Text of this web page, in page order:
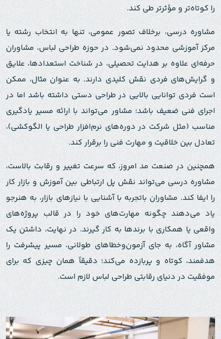
را کوتاه‌تر و مؤثرتر طی کند.
مشاوره درسی، برخلاف تصور عمومی، تنها به انتخاب رشته یا
مرکز آموزشی محدود نمی‌شود. در حوزه طراحی لباس، مشاوران
حرفه‌ای علاوه بر هدایت تحصیلی، در شناخت استعدادها، علایق
و گرایش‌های فردی نقش کلیدی دارند. به عنوان مثال، ممکن
است فردی توانایی بالایی در طراحی دستی داشته باشد اما در
اجرای فنی ضعیف باشد؛ مشاور می‌تواند با ارائه مسیر یادگیری
مناسب (مثل شرکت در دوره‌های نرم‌افزار طراحی یا الگوکشی)،
تعادل بین خلاقیت و مهارت فنی را برقرار کند.
همچنین در صنعت مد امروز، که سرعت تغییر و رقابت بالاست،
مشاوره درسی می‌تواند نقش پل ارتباطی بین آموزش و بازار کار
را ایفا کند. مشاوران باتجربه با آشنایی با نیازهای بازار، به هنرجو
یاد می‌دهند چگونه مهارت‌های خود را در قالب پروژه‌های
واقعی یا همکاری با برندها به کار گیرند. در نهایت، داشتن یک
مشاور آگاه، به جای آزمون‌وخطاهای طولانی، مسیر پیشرفت را
هدفمند، کوتاه و پربازده می‌کند؛ دقیقاً همان چیزی که برای
موفقیت در دنیای رقابتی طراحی لباس لازم است.